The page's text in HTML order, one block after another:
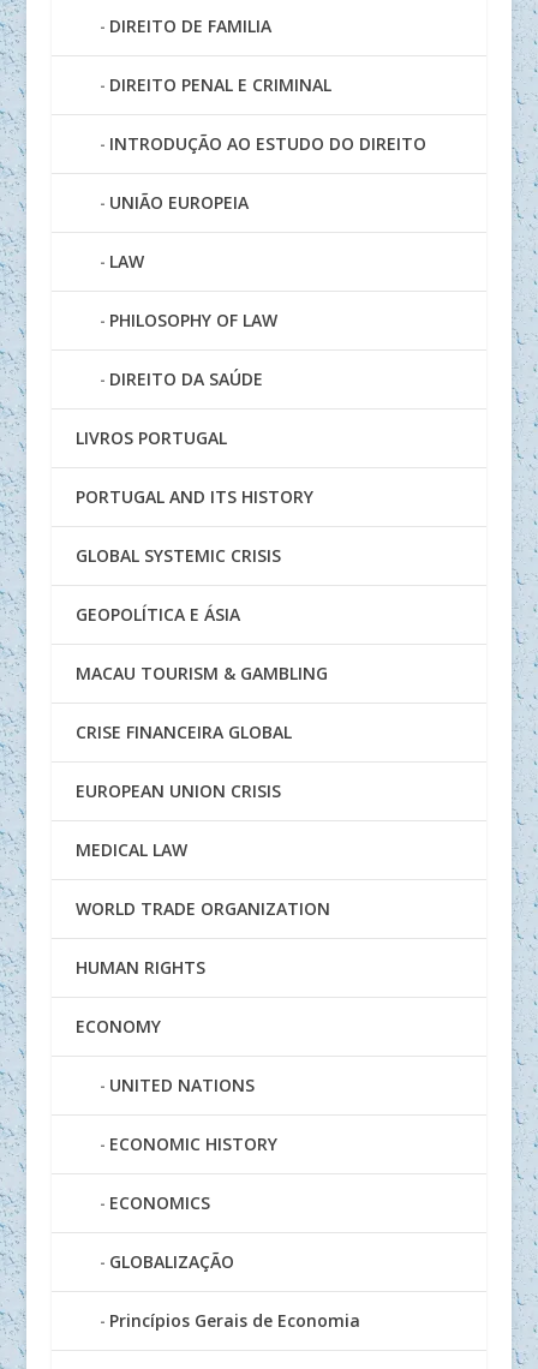
DIREITO DE FAMILIA
DIREITO PENAL E CRIMINAL
INTRODUÇÃO AO ESTUDO DO DIREITO
UNIÃO EUROPEIA
LAW
PHILOSOPHY OF LAW
DIREITO DA SAÚDE
LIVROS PORTUGAL
PORTUGAL AND ITS HISTORY
GLOBAL SYSTEMIC CRISIS
GEOPOLÍTICA E ÁSIA
MACAU TOURISM & GAMBLING
CRISE FINANCEIRA GLOBAL
EUROPEAN UNION CRISIS
MEDICAL LAW
WORLD TRADE ORGANIZATION
HUMAN RIGHTS
ECONOMY
UNITED NATIONS
ECONOMIC HISTORY
ECONOMICS
GLOBALIZAÇÃO
Princípios Gerais de Economia